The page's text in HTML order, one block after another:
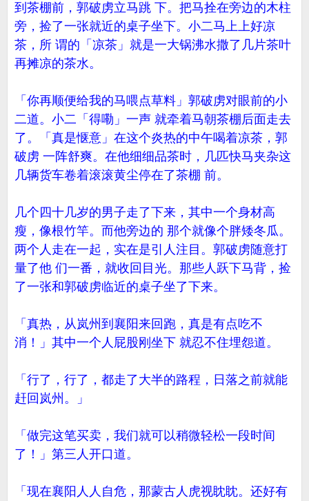
到茶棚前，郭破虏立马跳 下。把马拴在旁边的木柱
旁，捡了一张就近的桌子坐下。小二马上上好凉
茶，所 谓的「凉茶」就是一大锅沸水撒了几片茶叶
再摊凉的茶水。
「你再顺便给我的马喂点草料」郭破虏对眼前的小
二道。小二「得嘞」一声 就牵着马朝茶棚后面走去
了。「真是惬意」在这个炎热的中午喝着凉茶，郭
破虏 一阵舒爽。在他细细品茶时，几匹快马夹杂这
几辆货车卷着滚滚黄尘停在了茶棚 前。
几个四十几岁的男子走了下来，其中一个身材高
瘦，像根竹竿。而他旁边的 那个就像个胖矮冬瓜。
两个人走在一起，实在是引人注目。郭破虏随意打
量了他 们一番，就收回目光。那些人跃下马背，捡
了一张和郭破虏临近的桌子坐了下来。
「真热，从岚州到襄阳来回跑，真是有点吃不
消！」其中一个人屁股刚坐下 就忍不住埋怨道。
「行了，行了，都走了大半的路程，日落之前就能
赶回岚州。」
「做完这笔买卖，我们就可以稍微轻松一段时间
了！」第三人开口道。
「现在襄阳人人自危，那蒙古人虎视眈眈。还好有